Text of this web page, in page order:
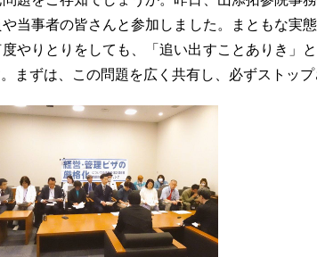
当事者の皆さんと参加しました。まともな実
やりとりをしても、「追い出すことありき」
まずは、この問題を広く共有し、必ずストップ